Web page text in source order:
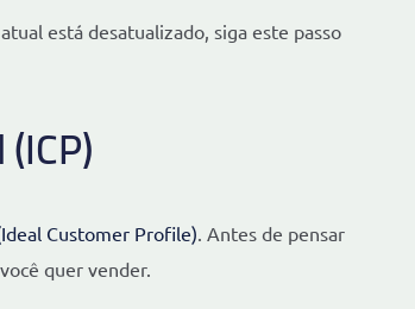
está desatualizado, siga este passo
Customer Profile) . Antes de pensar
quer vender.